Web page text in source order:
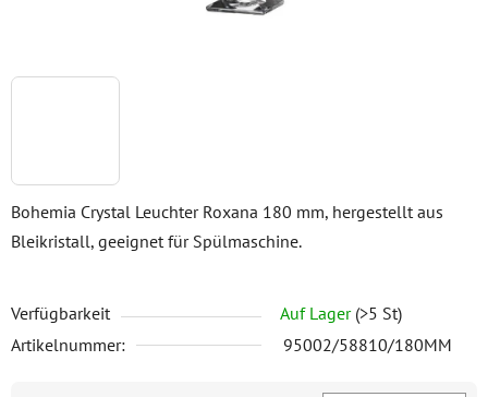
Bohemia Crystal Leuchter Roxana 180 mm, hergestellt aus
Bleikristall, geeignet für Spülmaschine.
Verfügbarkeit Auf Lager (>5 St)
Artikelnummer:
95002/58810/180MM